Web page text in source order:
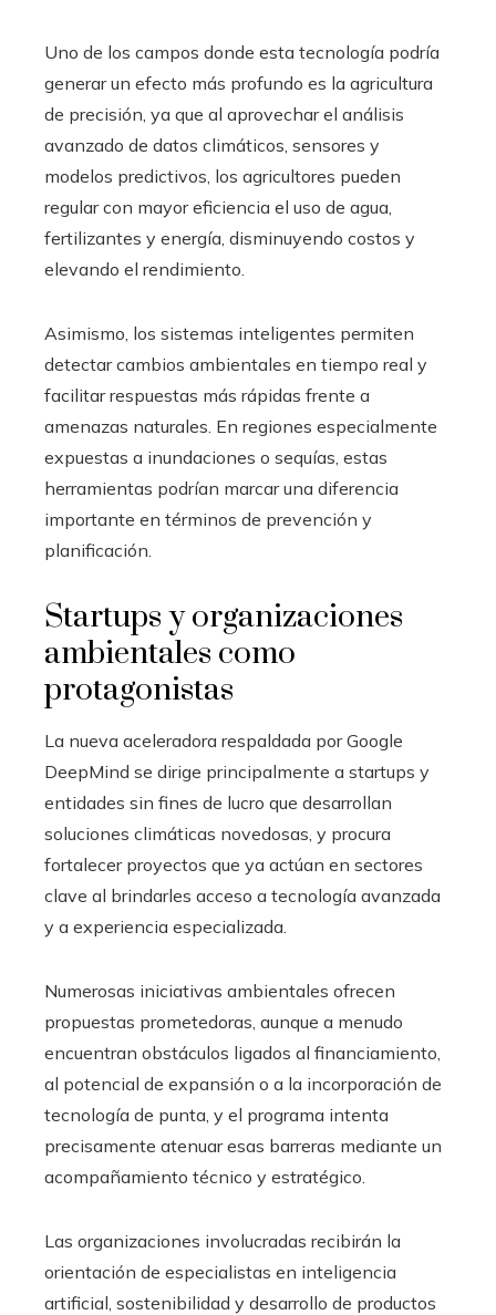
Uno de los campos donde esta tecnología podría
generar un efecto más profundo es la agricultura
de precisión, ya que al aprovechar el análisis
avanzado de datos climáticos, sensores y
modelos predictivos, los agricultores pueden
regular con mayor eficiencia el uso de agua,
fertilizantes y energía, disminuyendo costos y
elevando el rendimiento.
Asimismo, los sistemas inteligentes permiten
detectar cambios ambientales en tiempo real y
facilitar respuestas más rápidas frente a
amenazas naturales. En regiones especialmente
expuestas a inundaciones o sequías, estas
herramientas podrían marcar una diferencia
importante en términos de prevención y
planificación.
Startups y organizaciones
ambientales como
protagonistas
La nueva aceleradora respaldada por Google
DeepMind se dirige principalmente a startups y
entidades sin fines de lucro que desarrollan
soluciones climáticas novedosas, y procura
fortalecer proyectos que ya actúan en sectores
clave al brindarles acceso a tecnología avanzada
y a experiencia especializada.
Numerosas iniciativas ambientales ofrecen
propuestas prometedoras, aunque a menudo
encuentran obstáculos ligados al financiamiento,
al potencial de expansión o a la incorporación de
tecnología de punta, y el programa intenta
precisamente atenuar esas barreras mediante un
acompañamiento técnico y estratégico.
Las organizaciones involucradas recibirán la
orientación de especialistas en inteligencia
artificial, sostenibilidad y desarrollo de productos